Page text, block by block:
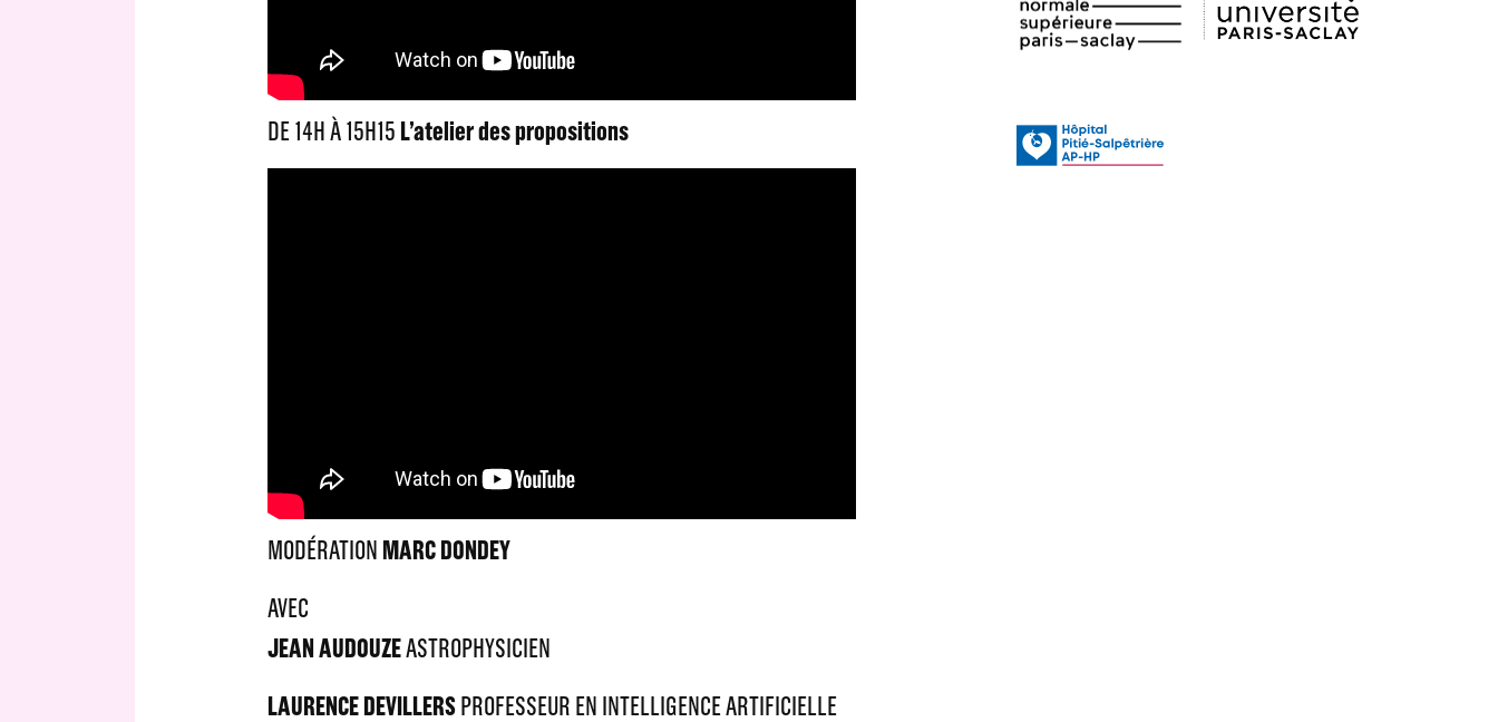
DE 14H À 15H15 L’atelier des propositions
MODÉRATION MARC DONDEY
AVEC
JEAN AUDOUZEASTROPHYSICIEN
LAURENCE DEVILLERSPROFESSEUR EN INTELLIGENCE ARTIFICIELLE